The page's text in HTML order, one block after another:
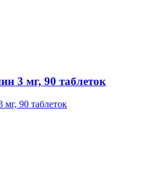
3 мг, 90 таблеток